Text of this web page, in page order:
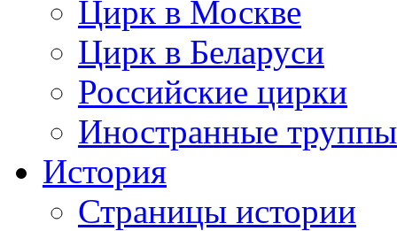
Цирк в Москве
Цирк в Беларуси
Российские цирки
Иностранные труппы
История
Страницы истории